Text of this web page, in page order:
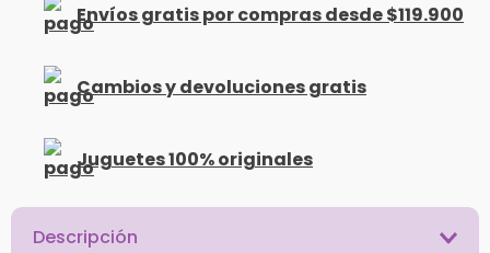
Envíos gratis por compras desde $119.900
Cambios y devoluciones gratis
Juguetes 100% originales
Descripción